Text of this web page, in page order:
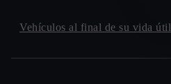
Vehículos al final de su vida útil